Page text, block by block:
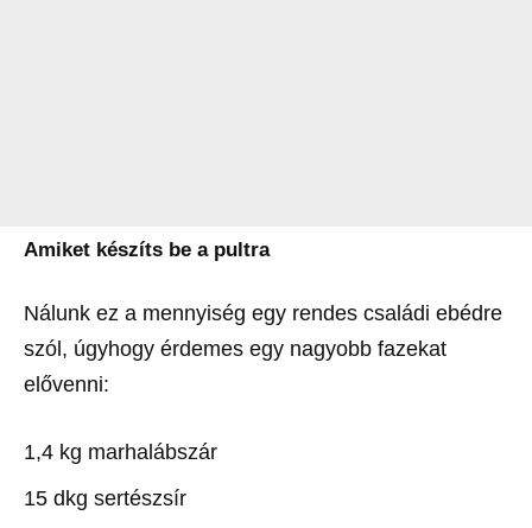
Amiket készíts be a pultra
Nálunk ez a mennyiség egy rendes családi ebédre
szól, úgyhogy érdemes egy nagyobb fazekat
elővenni:
1,4 kg marhalábszár
15 dkg sertészsír